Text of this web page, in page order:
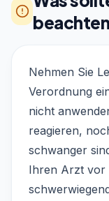
Nehmen Sie
Verordnung
nicht
reagieren,
schwanger
Ihren Arzt vor